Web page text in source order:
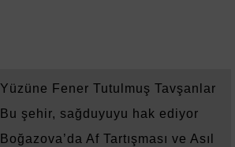
Yüzüne Fener Tutulmuş Tavşanlar
Bu şehir, sağduyuyu hak ediyor
Boğazova’da Af Tartışması ve Asıl